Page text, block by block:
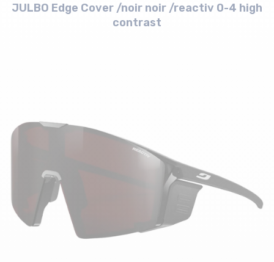
JULBO Edge Cover /noir noir /reactiv 0-4 high
contrast